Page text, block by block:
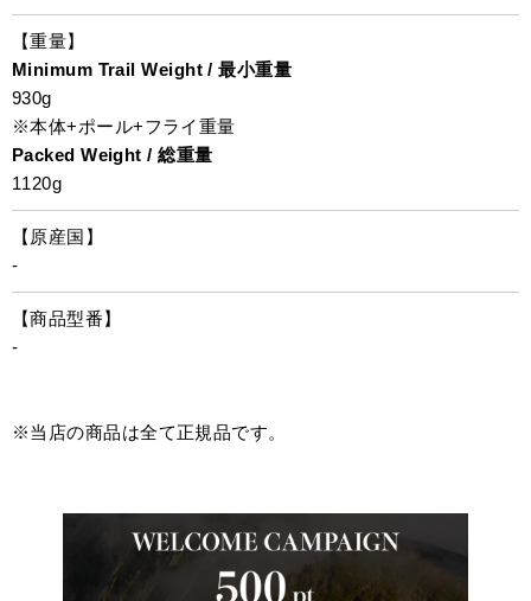
【重量】
Minimum Trail Weight / 最小重量
930g
※本体+ポール+フライ重量
Packed Weight / 総重量
1120g
【原産国】
-
【商品型番】
-
※当店の商品は全て正規品です。